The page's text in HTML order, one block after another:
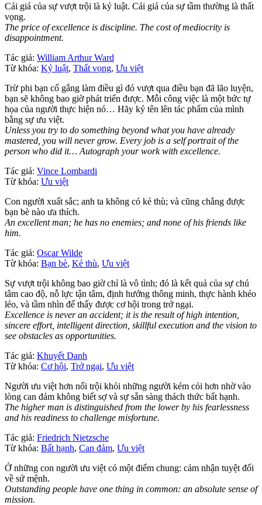
Cái giá của sự vượt trội là kỷ luật. Cái giá của sự tầm thường là thất
vọng.
The price of excellence is discipline. The cost of mediocrity is
disappointment.
Tác giả: William Arthur Ward
Từ khóa: Kỷ luật, Thất vọng, Ưu việt
Trừ phi bạn cố gắng làm điều gì đó vượt qua điều bạn đã lão luyện,
bạn sẽ không bao giờ phát triển được. Mỗi công việc là một bức tự
họa của người thực hiện nó… Hãy ký tên lên tác phẩm của mình
bằng sự ưu việt.
Unless you try to do something beyond what you have already
mastered, you will never grow. Every job is a self portrait of the
person who did it… Autograph your work with excellence.
Tác giả: Vince Lombardi
Từ khóa: Ưu việt
Con người xuất sắc; anh ta không có kẻ thù; và cũng chẳng được
bạn bè nào ưa thích.
An excellent man; he has no enemies; and none of his friends like
him.
Tác giả: Oscar Wilde
Từ khóa: Bạn bè, Kẻ thù, Ưu việt
Sự vượt trội không bao giờ chỉ là vô tình; đó là kết quả của sự chú
tâm cao độ, nỗ lực tận tâm, định hướng thông minh, thực hành khéo
léo, và tầm nhìn để thấy được cơ hội trong trở ngại.
Excellence is never an accident; it is the result of high intention,
sincere effort, intelligent direction, skillful execution and the vision to
see obstacles as opportunities.
Tác giả: Khuyết Danh
Từ khóa: Cơ hội, Trở ngại, Ưu việt
Người ưu việt hơn nổi trội khỏi những người kém cỏi hơn nhờ vào
lòng can đảm không biết sợ và sự sẵn sàng thách thức bất hạnh.
The higher man is distinguished from the lower by his fearlessness
and his readiness to challenge misfortune.
Tác giả: Friedrich Nietzsche
Từ khóa: Bất hạnh, Can đảm, Ưu việt
Ở những con người ưu việt có một điểm chung: cảm nhận tuyệt đối
về sứ mệnh.
Outstanding people have one thing in common: an absolute sense of
mission.